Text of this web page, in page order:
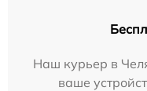
Наш курьер в
ваше